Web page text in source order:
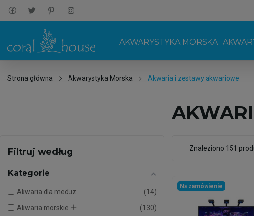
AKWARYSTYKA MORSKA
Strona główna Akwarystyka Morska Akwaria i zestawy akwariowe
Filtruj według
Kategorie
Akwaria dla meduz
14
Akwaria morskie
130
Znaleziono 151
Na zamówienie